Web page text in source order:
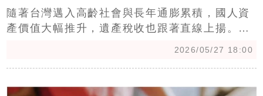
隨著台灣邁入高齡社會與長年通膨累積，國人資
產價值大幅推升，遺產稅收也跟著直線上揚。台
到今年，今年前四個月全國遺產稅收已達174.2
2026/05/27 18:00